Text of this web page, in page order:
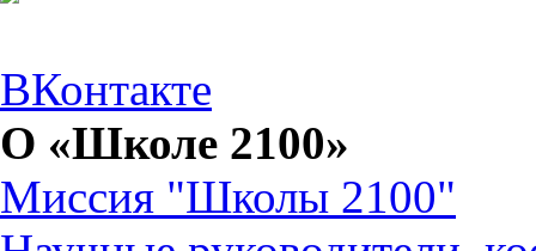
ВКонтакте
О «Школе 2100»
Миссия "Школы 2100"